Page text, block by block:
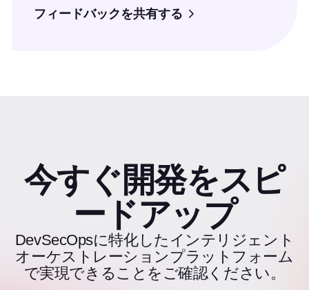
フィードバックを共有する
今すぐ開発をスピ
ードアップ
DevSecOpsに特化したインテリジェント
オーケストレーションプラットフォーム
で実現できることをご確認ください。